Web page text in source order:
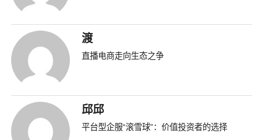
渡
直播电商走向生态之争
邱邱
平台型企服“滚雪球”：价值投资者的选择